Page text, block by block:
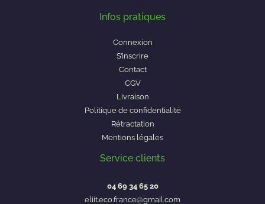
Infos pratiques
Connexion
S’inscrire
Contact
CGV
Livraison
Politique de confidentialité
Rétractation
Mentions légales
Service clients
04 69 34 65 20
eliit.eco.france@gmail.com